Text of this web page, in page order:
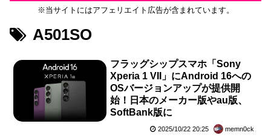
※当サイトにはアフェリエイト広告が含まれています。
A501SO
フラッグシップスマホ「Sony
Xperia 1 VII」にAndroid 16への
OSバージョンアップが提供開
始！日本のメーカー版やau版、
SoftBank版に
2025/10/22 20:25 memn0ck